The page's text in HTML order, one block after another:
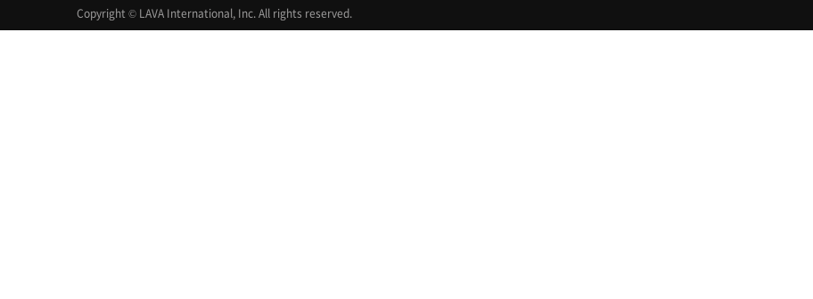
Copyright © LAVA International, Inc. All rights reserved.